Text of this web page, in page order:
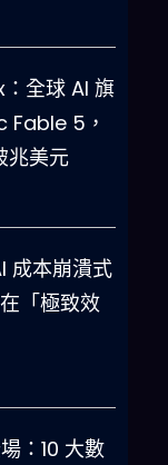
全球 AI 旗
Fable 5，
兆美元
成本崩潰式
「極致效
：10 大數